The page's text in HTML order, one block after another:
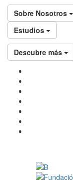
Sobre Nosotros
Estudios
Descubre más